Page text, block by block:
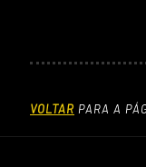
VOLTAR PARA A